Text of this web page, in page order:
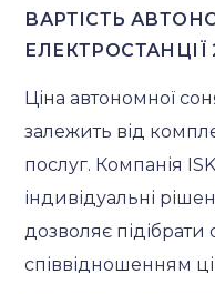
ВАРТІСТЬ
ЕЛЕКТРОСТАНЦІЇ
Ціна автономної
залежить від
послуг. Компанія
індивідуальні
дозволяє
співвідношенням